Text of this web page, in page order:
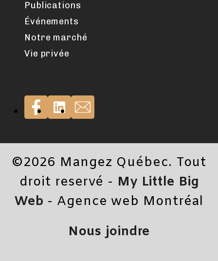
Publications
Événements
Notre marché
Vie privée
©2026 Mangez Québec. Tout
droit reservé - My Little Big
Web - Agence web Montréal
Nous joindre